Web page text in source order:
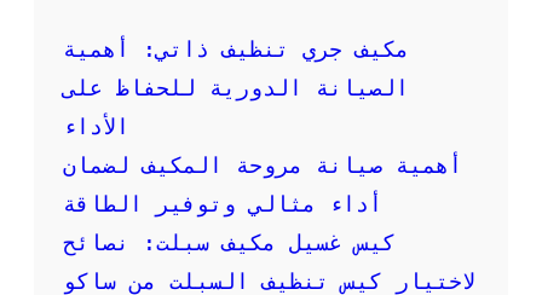
س
ب
ل
ا
ل
ص
و
ر
مكيف جري تنظيف ذاتي: أهمية
الصيانة الدورية للحفاظ على
الأداء
أهمية صيانة مروحة المكيف لضمان
أداء مثالي وتوفير الطاقة
كيس غسيل مكيف سبلت: نصائح
لاختيار كيس تنظيف السبلت من ساكو